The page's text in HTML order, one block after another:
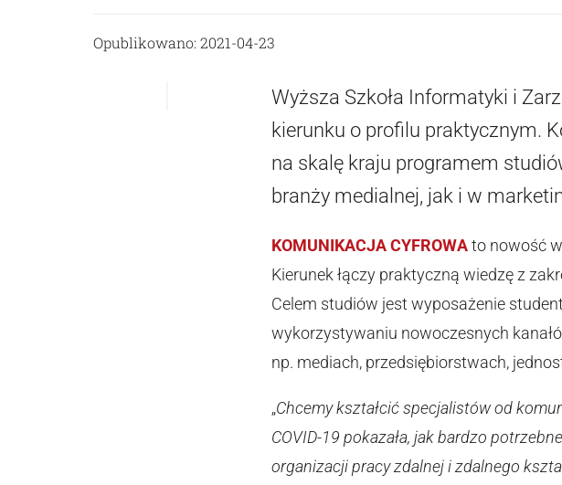
Opublikowano: 2021-04-23
Wyższa Szkoła Informatyki i
kierunku o profilu praktycznym.
na skalę kraju programem
branży medialnej, jak i w
KOMUNIKACJA CYFROWAto nowość
Kierunek łączy praktyczną wiedzę z
Celem studiów jest wyposażenie
wykorzystywaniu nowoczesnych
np. mediach, przedsiębiorstwach,
„Chcemy kształcić specjalistów od
COVID-19 pokazała, jak bardzo
organizacji pracy zdalnej i zdalnego